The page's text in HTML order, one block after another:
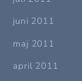
juni 2011
maj 2011
april 2011